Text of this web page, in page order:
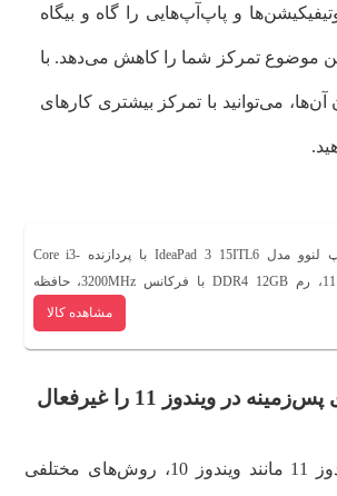
و پاپ‌آپ‌هایی را گاه و بیگاه
موضوع تمرکز شما را کاهش می‌دهد. با
می‌توانید با تمرکز بیشتری کارهای
لپ‌تاپ لنوو مدل IdeaPad 3 15ITL6 با پردازنده Core i3-
1115G4، رم DDR4 12GB با فرکانس 3200MHz، حافظه
هیبریدی با ظرفیت 1TB هارددیسک و 256GB SSD، نمایشگر
15.6اینچ TN با وضوح Full HD، بدون سیستم عامل،
مشاهده کالا
چگونه برنامه‌های پس‌زمینه در ویندوز 11 را غیرفعال
برای اینکار در ویندوز 11 مانند ویندوز 10، روش‌های مختلفی